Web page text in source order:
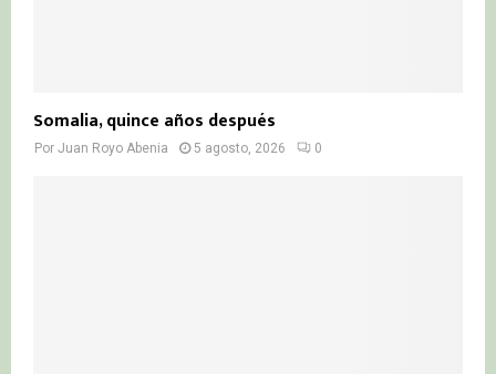
Somalia, quince años después
Por Juan Royo Abenia 5 agosto, 2026 0